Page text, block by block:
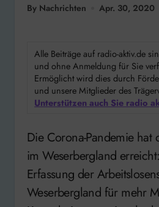
By Nachrichten Apr. 30, 2020
Alle Beiträge auf radio-aktiv.de
und ohne Anmeldung für Sie
Ermöglicht wird dies durch
und unsere Mitglieder des
Unterstützen auch Sie radio
Die Corona-Pandemie hat den Arbeitsmarkt
im Weserbergland
Erfassung der
Weserbergland für mehr